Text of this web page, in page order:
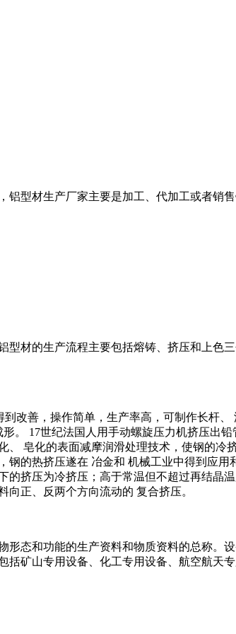
铝型材生产厂家主要是加工、代加工或者销
材的生产流程主要包括熔铸、挤压和上色
到改善，操作简单，生产率高，可制作长杆
形。 17世纪法国人用手动螺旋压力机挤压出
、 皂化的表面减摩润滑处理技术，使钢的
钢的热挤压遂在 冶金和 机械工业中得到应
挤压为冷挤压；高于常温但不超过再结晶
正、反两个方向流动的 复合挤压。
态和功能的生产资料和物质资料的总称。
括矿山专用设备、化工专用设备、航空航天